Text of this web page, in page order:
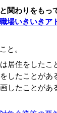
わりをもっ
職場いきいきア
と。
居住をしたこ
したことがあ
したことがあ